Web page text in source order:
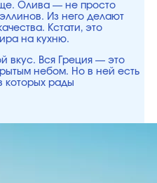
Олива — не просто
Из него делают
Кстати, это
на кухню.
вкус. Вся Греция — это
небом. Но в ней есть
которых рады